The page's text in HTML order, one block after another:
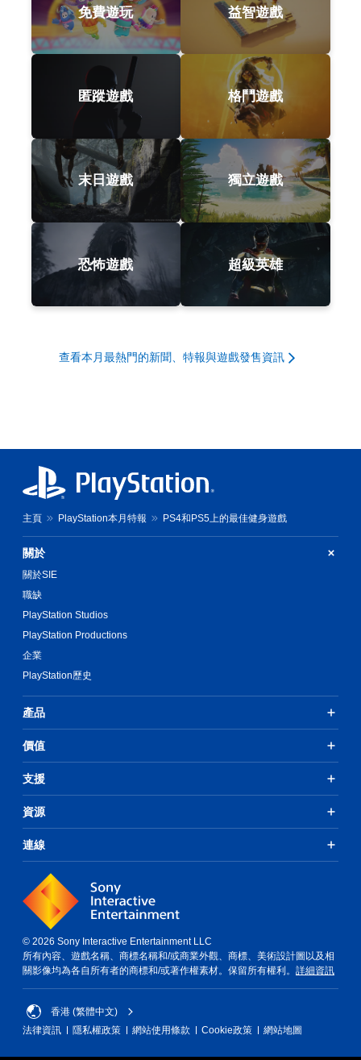
免費遊玩 益智遊戲
匿蹤遊戲 格鬥遊戲
末日遊戲 獨立遊戲
恐怖遊戲 超級英雄
查看本月最熱門的新聞、特報與遊戲發售資訊
主頁 PlayStation本月特報 PS4和PS5上的最佳健身遊戲
關於
關於SIE
職缺
PlayStation Studios
PlayStation Productions
企業
PlayStation歷史
產品
價值
支援
資源
連線
© 2026 Sony Interactive Entertainment LLC
所有內容、遊戲名稱、商標名稱和/或商業外觀、商標、美術設計圖以及相
關影像均為各自所有者的商標和/或著作權素材。保留所有權利。 詳細資訊
香港 (繁體中文)
法律資訊
隱私權政策 網站使用條款 Cookie政策 網站地圖